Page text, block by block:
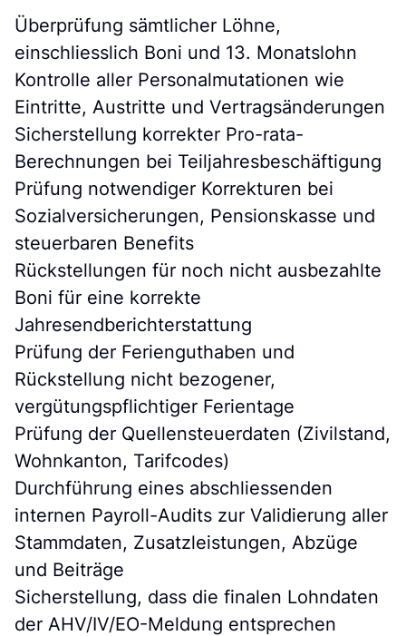
Überprüfung sämtlicher Löhne,
einschliesslich Boni und 13. Monatslohn
Kontrolle aller Personalmutationen wie
Eintritte, Austritte und Vertragsänderungen
Sicherstellung korrekter Pro-rata-
Berechnungen bei Teiljahresbeschäftigung
Prüfung notwendiger Korrekturen bei
Sozialversicherungen, Pensionskasse und
steuerbaren Benefits
Rückstellungen für noch nicht ausbezahlte
Boni für eine korrekte
Jahresendberichterstattung
Prüfung der Ferienguthaben und
Rückstellung nicht bezogener,
vergütungspflichtiger Ferientage
Prüfung der Quellensteuerdaten (Zivilstand,
Wohnkanton, Tarifcodes)
Durchführung eines abschliessenden
internen Payroll-Audits zur Validierung aller
Stammdaten, Zusatzleistungen, Abzüge
und Beiträge
Sicherstellung, dass die finalen Lohndaten
der AHV/IV/EO-Meldung entsprechen